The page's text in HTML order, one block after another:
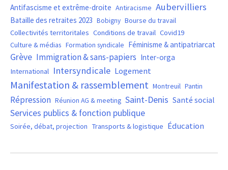
Antifascisme et extrême-droite Antiracisme Aubervilliers
Bataille des retraites 2023 Bobigny Bourse du travail
Collectivités territoritales Conditions de travail Covid19
Culture & médias Formation syndicale Féminisme & antipatriarcat
Grève Immigration & sans-papiers Inter-orga
International Intersyndicale Logement
Manifestation & rassemblement Montreuil Pantin
Répression Réunion AG & meeting Saint-Denis Santé social
Services publics & fonction publique
Soirée, débat, projection Transports & logistique Éducation